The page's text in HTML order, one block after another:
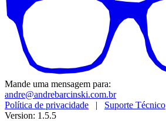
Mande uma mensagem para:
andre@andrebarcinski.com.br
Política de privacidade | Suporte Técnico
Version: 1.5.5